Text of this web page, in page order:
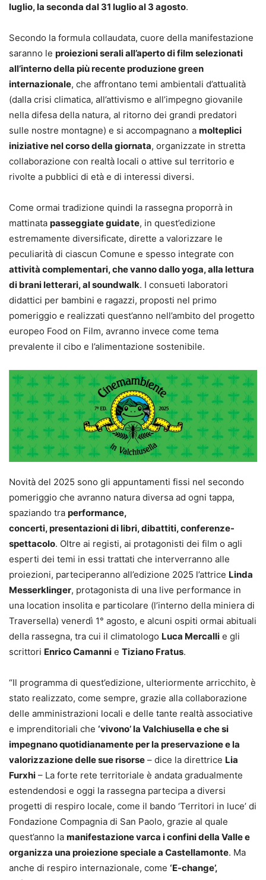
luglio, la seconda dal 31 luglio al 3 agosto.
Secondo la formula collaudata, cuore della manifestazione
saranno le proiezioni serali all’aperto di film selezionati
all’interno della più recente produzione green
internazionale, che affrontano temi ambientali d’attualità
(dalla crisi climatica, all’attivismo e all’impegno giovanile
nella difesa della natura, al ritorno dei grandi predatori
sulle nostre montagne) e si accompagnano a molteplici
iniziative nel corso della giornata, organizzate in stretta
collaborazione con realtà locali o attive sul territorio e
rivolte a pubblici di età e di interessi diversi.
Come ormai tradizione quindi la rassegna proporrà in
mattinata passeggiate guidate, in quest’edizione
estremamente diversificate, dirette a valorizzare le
peculiarità di ciascun Comune e spesso integrate con
attività complementari, che vanno dallo yoga, alla lettura
di brani letterari, al soundwalk. I consueti laboratori
didattici per bambini e ragazzi, proposti nel primo
pomeriggio e realizzati quest’anno nell’ambito del progetto
europeo Food on Film, avranno invece come tema
prevalente il cibo e l’alimentazione sostenibile.
Novità del 2025 sono gli appuntamenti fissi nel secondo
pomeriggio che avranno natura diversa ad ogni tappa,
spaziando tra performance,
concerti, presentazioni di libri, dibattiti, conferenze-
spettacolo. Oltre ai registi, ai protagonisti dei film o agli
esperti dei temi in essi trattati che interverranno alle
proiezioni, parteciperanno all’edizione 2025 l’attrice Linda
Messerklinger, protagonista di una live performance in
una location insolita e particolare (l’interno della miniera di
Traversella) venerdì 1° agosto, e alcuni ospiti ormai abituali
della rassegna, tra cui il climatologo Luca Mercalli e gli
scrittori Enrico Camanni e Tiziano Fratus.
“Il programma di quest’edizione, ulteriormente arricchito, è
stato realizzato, come sempre, grazie alla collaborazione
delle amministrazioni locali e delle tante realtà associative
e imprenditoriali che ‘vivono’ la Valchiusella e che si
impegnano quotidianamente per la preservazione e la
valorizzazione delle sue risorse – dice la direttrice Lia
Furxhi – La forte rete territoriale è andata gradualmente
estendendosi e oggi la rassegna partecipa a diversi
progetti di respiro locale, come il bando ‘Territori in luce’ di
Fondazione Compagnia di San Paolo, grazie al quale
quest’anno la manifestazione varca i confini della Valle e
organizza una proiezione speciale a Castellamonte. Ma
anche di respiro internazionale, come ‘E-change’,